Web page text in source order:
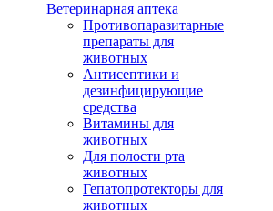
Ветеринарная аптека
Противопаразитарные
препараты для
животных
Антисептики и
дезинфицирующие
средства
Витамины для
животных
Для полости рта
животных
Гепатопротекторы для
животных